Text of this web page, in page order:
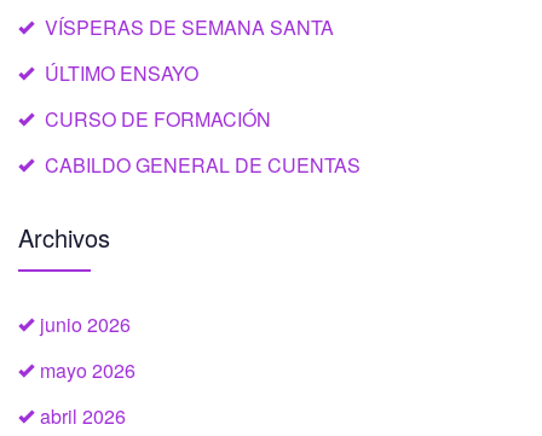
VÍSPERAS DE SEMANA SANTA
ÚLTIMO ENSAYO
CURSO DE FORMACIÓN
CABILDO GENERAL DE CUENTAS
Archivos
junio 2026
mayo 2026
abril 2026